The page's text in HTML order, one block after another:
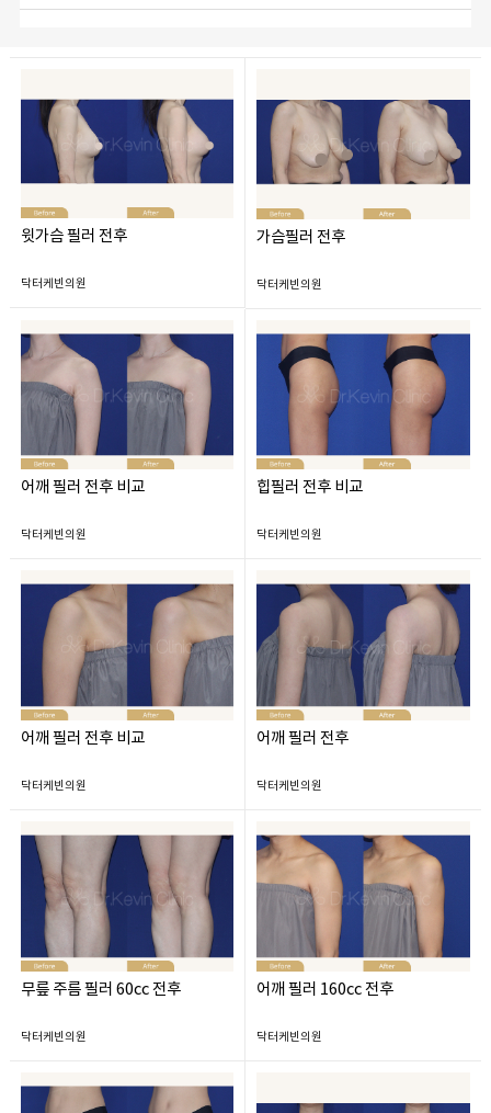
윗가슴 필러 전후
닥터케빈의원
가슴필러 전후
닥터케빈의원
어깨 필러 전후 비교
닥터케빈의원
힙필러 전후 비교
닥터케빈의원
어깨 필러 전후 비교
닥터케빈의원
어깨 필러 전후
닥터케빈의원
무릎 주름 필러 60cc 전후
닥터케빈의원
어깨 필러 160cc 전후
닥터케빈의원